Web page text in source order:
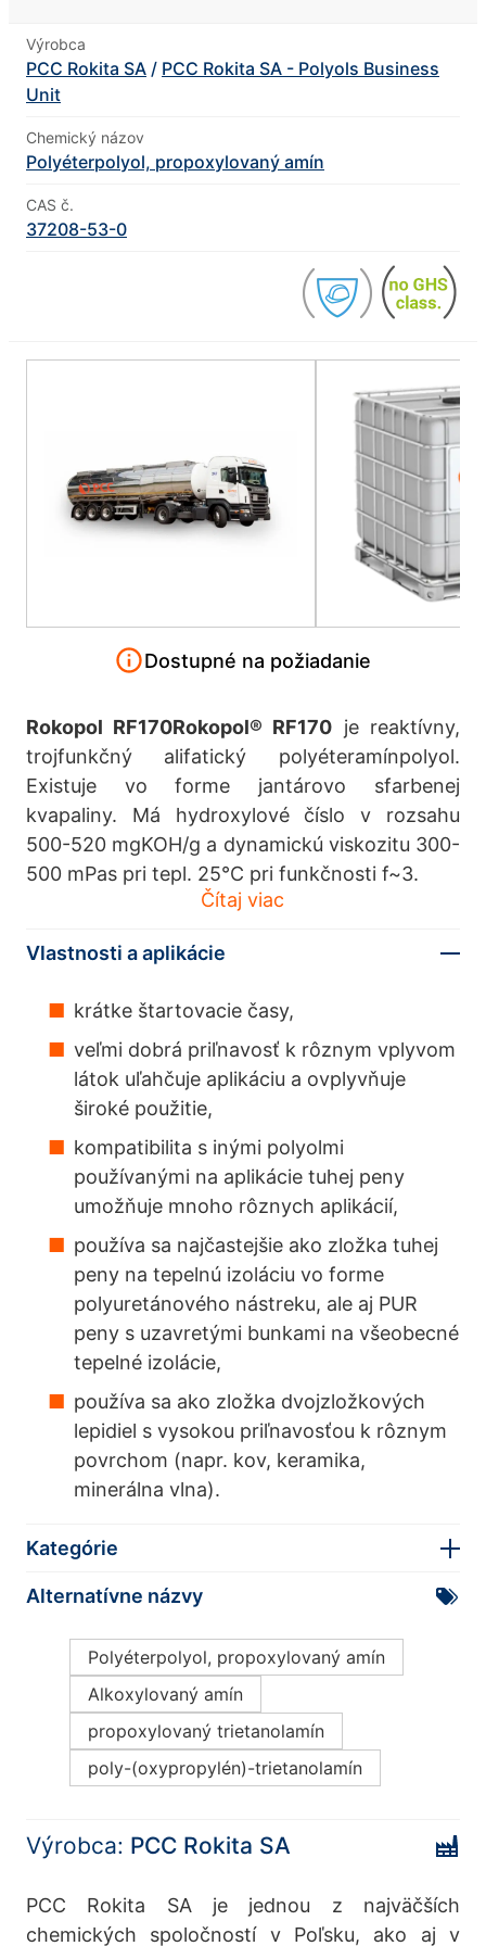
Výrobca
PCC Rokita SA / PCC Rokita SA - Polyols Business
Unit
Chemický názov
Polyéterpolyol, propoxylovaný amín
CAS č.
37208-53-0
Dostupné na požiadanie
Rokopol RF170Rokopol® RF170 je reaktívny,
trojfunkčný alifatický polyéteramínpolyol.
Existuje vo forme jantárovo sfarbenej
kvapaliny. Má hydroxylové číslo v rozsahu
500-520 mgKOH/g a dynamickú viskozitu 300-
500 mPas pri tepl. 25°C pri funkčnosti f~3.
Čítaj viac
Vlastnosti a aplikácie
krátke štartovacie časy,
veľmi dobrá priľnavosť k rôznym vplyvom
látok uľahčuje aplikáciu a ovplyvňuje
široké použitie,
kompatibilita s inými polyolmi
používanými na aplikácie tuhej peny
umožňuje mnoho rôznych aplikácií,
používa sa najčastejšie ako zložka tuhej
peny na tepelnú izoláciu vo forme
polyuretánového nástreku, ale aj PUR
peny s uzavretými bunkami na všeobecné
tepelné izolácie,
používa sa ako zložka dvojzložkových
lepidiel s vysokou priľnavosťou k rôznym
povrchom (napr. kov, keramika,
minerálna vlna).
Kategórie
Alternatívne názvy
Polyéterpolyol, propoxylovaný amín
Alkoxylovaný amín
propoxylovaný trietanolamín
poly-(oxypropylén)-trietanolamín
Výrobca: PCC Rokita SA
PCC Rokita SA je jednou z najväčších
chemických spoločností v Poľsku, ako aj v